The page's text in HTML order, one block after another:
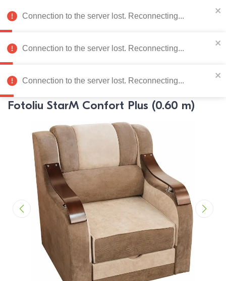
078 222 273 RU
Catalog de produse
0
Pagina principală Mobila moale Fotolii Fotolii
Fotoliu StarM Confort Plus (0.60 m)
Connection to the server lost. Reconnecting...
Connection to the server lost. Reconnecting...
Connection to the server lost. Reconnecting...